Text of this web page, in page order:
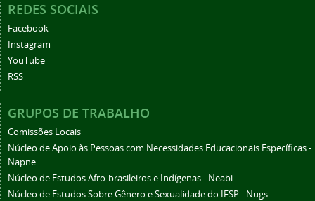
REDES SOCIAIS
Facebook
Instagram
YouTube
RSS
GRUPOS DE TRABALHO
Comissões Locais
Núcleo de Apoio às Pessoas com Necessidades Educacionais Específicas -
Napne
Núcleo de Estudos Afro-brasileiros e Indígenas - Neabi
Núcleo de Estudos Sobre Gênero e Sexualidade do IFSP - Nugs